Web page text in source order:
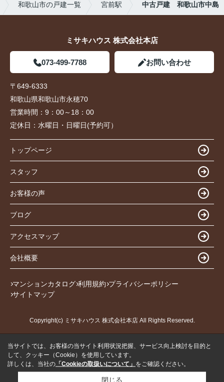
和歌山市の戸建一覧 宮前駅 中古戸建 和歌山市中島
ミサキハウス 株式会社本店
073-499-7788 お問い合わせ
〒649-6333
和歌山県和歌山市永穂70
営業時間： 9：00～18：00
定休日： 水曜日・日曜日(予約可）
トップページ
スタッフ
お客様の声
ブログ
アクセスマップ
会社概要
マンションカタログ 利用規約 プライバシーポリシー
サイトマップ
Copyright(c) ミサキハウス 株式会社本店 All Rights Reserved.
当サイトでは、お客様の当サイト利用状況把握、サービス向上検討を目的と
して、クッキー（Cookie）を使用しています。
詳しくは、当社の 「Cookieの取扱いについて」 をご確認ください。
閉じる